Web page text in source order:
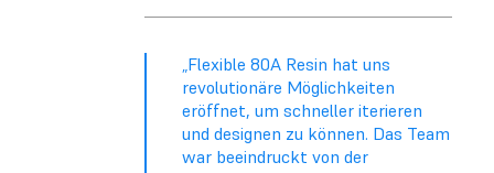
„Flexible 80A Resin hat uns
revolutionäre Möglichkeiten
eröffnet, um schneller iterieren
und designen zu können. Das Team
war beeindruckt von der